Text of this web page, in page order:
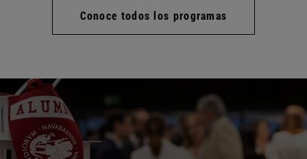
Conoce todos los programas